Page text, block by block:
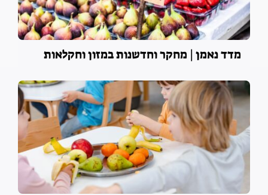
מדד נאמן | מחקר וחדשנות במזון וחקלאות